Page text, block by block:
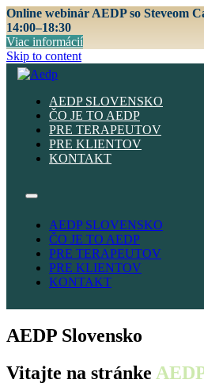
Online webinár AEDP so Steveom
14:00–18:30
Viac informácií
Skip to content
AEDP SLOVENSKO
ČO JE TO AEDP
PRE TERAPEUTOV
PRE KLIENTOV
KONTAKT
AEDP SLOVENSKO
ČO JE TO AEDP
PRE TERAPEUTOV
PRE KLIENTOV
KONTAKT
AEDP Slovensko
Vitajte na stránke